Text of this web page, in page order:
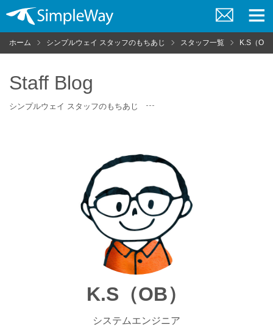
問
い
ニ
ュ
ホーム シンプルウェイ スタッフのもちあじ スタッフ一覧 K.S（OB
Staff Blog
シンプルウェイ スタッフのもちあじ
K.S（OB）
システムエンジニア